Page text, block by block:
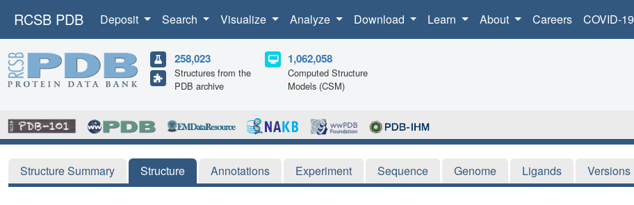
RCSB PDB Deposit Search Visualize Analyze Download Learn About Careers COVID-19
258,023
Structures from the
PDB archive
1,062,058
Computed Structure
Models (CSM)
Structure Summary Structure Annotations Experiment Sequence Genome Ligands Versions